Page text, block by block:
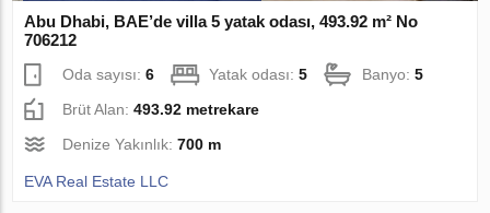
Abu Dhabi, BAE’de villa 5 yatak odası, 493.92 m² No
706212
Oda sayısı:6 Yatak odası:5 Banyo:5
Brüt Alan:493.92 metrekare
Denize Yakınlık:700 m
EVA Real Estate LLC